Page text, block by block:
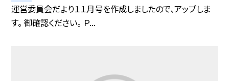
運営委員会だより１１月号を作成しましたので、アップしま
す。 御確認ください。 Ｐ...